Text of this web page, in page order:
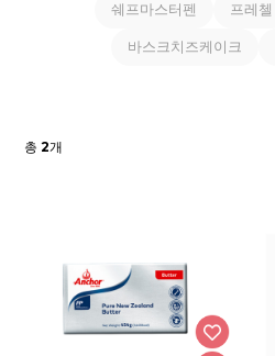
쉐프마스터펜 프레첼
바스크치즈케이크
총2개